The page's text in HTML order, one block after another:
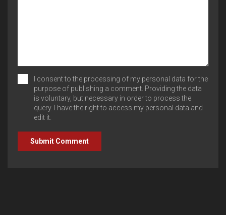
I consent to the processing of my personal data for the
purpose of publishing a comment. Providing the data
is voluntary, but necessary in order to process the
query. I have the right to access my personal data and
edit it.